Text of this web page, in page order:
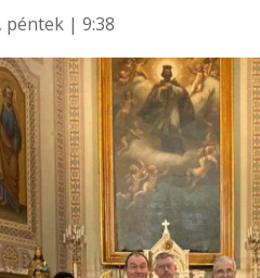
péntek | 9:38